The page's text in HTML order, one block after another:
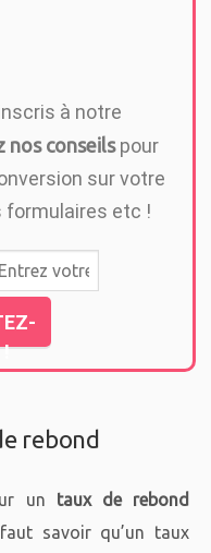
à notre
nos conseilspour
sur votre
formulaires etc !
!
rebond
un taux de rebond
savoir qu’un taux